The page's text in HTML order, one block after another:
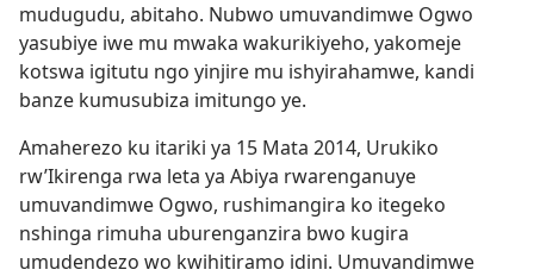
mudugudu, abitaho. Nubwo umuvandimwe Ogwo
yasubiye iwe mu mwaka wakurikiyeho, yakomeje
kotswa igitutu ngo yinjire mu ishyirahamwe, kandi
banze kumusubiza imitungo ye.
Amaherezo ku itariki ya 15 Mata 2014, Urukiko
rw’Ikirenga rwa leta ya Abiya rwarenganuye
umuvandimwe Ogwo, rushimangira ko itegeko
nshinga rimuha uburenganzira bwo kugira
umudendezo wo kwihitiramo idini. Umuvandimwe